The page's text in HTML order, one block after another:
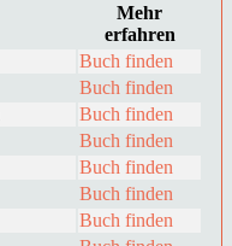
Mehr
erfahren
Buch finden
Buch finden
Buch finden
Buch finden
Buch finden
Buch finden
Buch finden